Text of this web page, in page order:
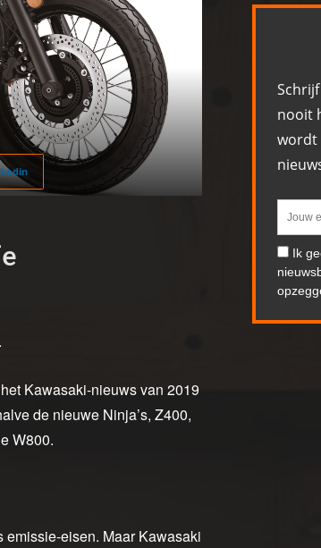
Kawasaki-nieuws van 2019
de nieuwe Ninja’s, Z400,
W800.
eisen. Maar Kawasaki
nooit
wordt
Ik